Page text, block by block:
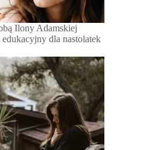
Ilony Adamskiej
dla nastolatek